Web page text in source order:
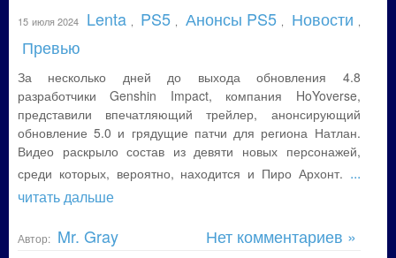
15 июля 2024 Lenta PS5 Анонсы PS5 Новости
Превью
За несколько дней до выхода обновления 4.8
разработчики Genshin Impact, компания HoYoverse,
представили впечатляющий трейлер, анонсирующий
обновление 5.0 и грядущие патчи для региона Натлан.
Видео раскрыло состав из девяти новых персонажей,
среди которых, вероятно, находится и Пиро Архонт. ...
читать дальше
Автор: Mr. Gray Нет комментариев »